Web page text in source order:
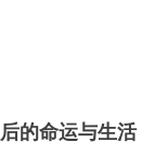
的命运与生活